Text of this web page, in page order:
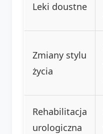
Leki doustne
Zmiany stylu
życia
Rehabilitacja
urologiczna